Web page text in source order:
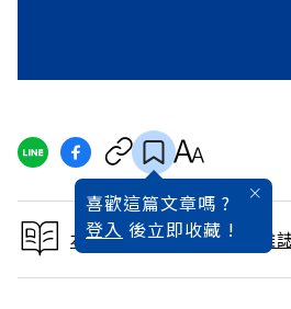
喜歡這篇文章嗎 ?
登入 後立即收藏 !
本文出自 2008 / 1月號雜